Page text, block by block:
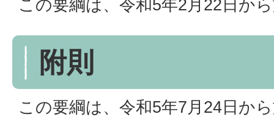
この要綱は、令和5年2月22日か
附則
この要綱は、令和5年7月24日か